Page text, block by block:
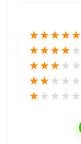
★★★★★
★★★★ ★
★★★ ★ ★
★★ ★ ★ ★
★ ★ ★ ★ ★